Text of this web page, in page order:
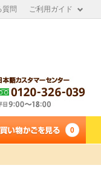
質問 ご利用ガイド
0